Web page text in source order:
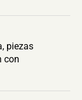
piezas
con